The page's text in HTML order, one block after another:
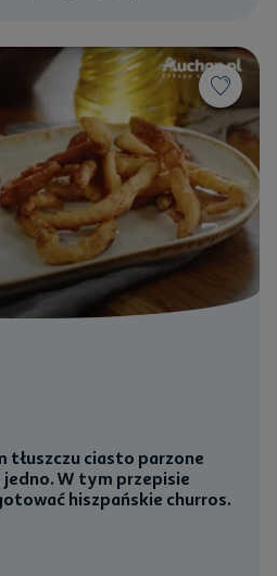
tłuszczu ciasto parzone
W tym przepisie
hiszpańskie churros.